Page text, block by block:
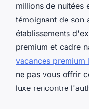
millions de nuitées
témoignant de son
établissements
premium et cadre
vacances premium
ne pas vous offrir
luxe rencontre